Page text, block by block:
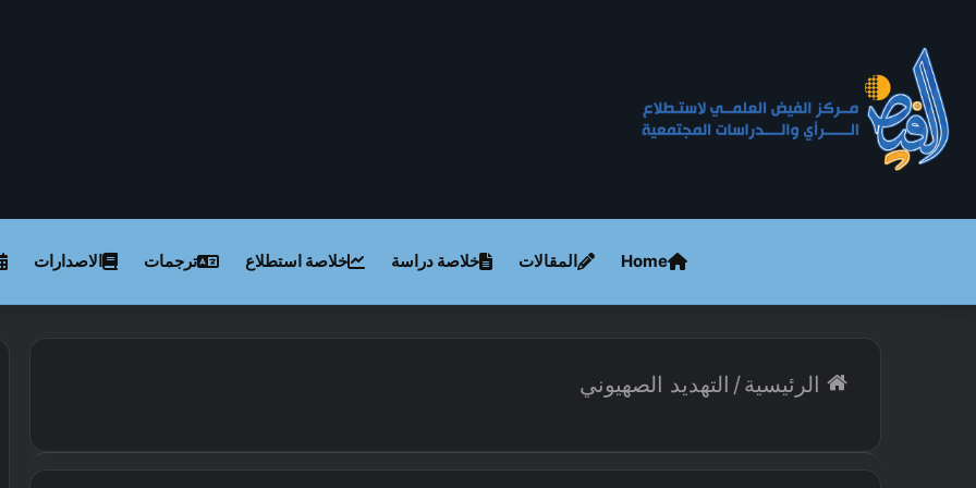
Home المقالات خلاصة دراسة خلاصة استطلاع ترجمات الاصدارات
الرئيسية/ التهديد الصهيوني